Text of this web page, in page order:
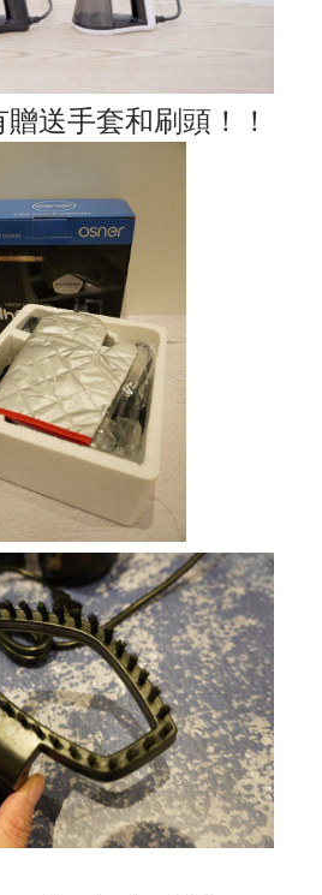
送手套和刷頭！！